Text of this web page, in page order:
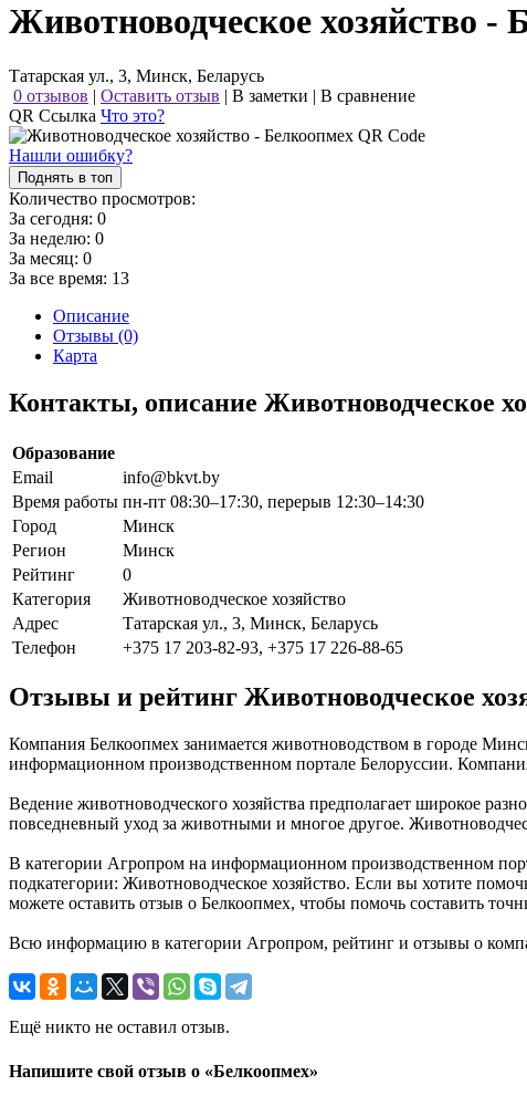
Животноводческое хозяйство -
Татарская ул., 3, Минск, Беларусь
0 отзывов | Оставить отзыв | В заметки | В сравнение
QR Ссылка Что это?
Нашли ошибку?
Поднять в топ
Количество просмотров:
За сегодня: 0
За неделю: 0
За месяц: 0
За все время: 13
Описание
Отзывы (0)
Карта
Контакты, описание Животноводческое
Образование
Email
info@bkvt.by
Время работы пн-пт 08:30–17:30, перерыв 12:30–14:30
Город
Минск
Регион
Минск
Рейтинг
0
Категория
Животноводческое хозяйство
Адрес
Татарская ул., 3, Минск, Беларусь
Телефон
+375 17 203-82-93, +375 17 226-88-65
Отзывы и рейтинг Животноводческое
Компания Белкоопмех занимается животноводством в городе
информационном производственном портале Белоруссии.
Ведение животноводческого хозяйства предполагает широкое
повседневный уход за животными и многое другое.
В категории Агропром на информационном производственном
подкатегории: Животноводческое хозяйство. Если вы хотите
можете оставить отзыв о Белкоопмех, чтобы помочь составить
Всю информацию в категории Агропром, рейтинг и отзывы о
Ещё никто не оставил отзыв.
Напишите свой отзыв о «Белкоопмех»